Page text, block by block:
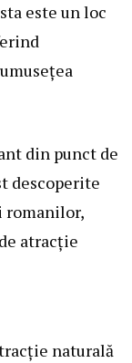
este un loc
din punct de
descoperite
romanilor,
atracție
naturală